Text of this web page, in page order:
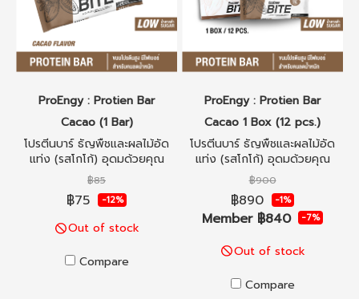
ProEngy : Protien Bar
Cacao (1 Bar)
โปรตีนบาร์ ธัญพืชและผลไม้อัด
แท่ง (รสโกโก้) อุดมด้วยคุณ
ประโยชน์จากธัญพืชหลากชนิด
โปรตีนสูง น้ำตาลต่ำ พกพา
สะดวก ทานง่าย ไม่อ้วน เหมาะ
สำหรับคนรุ่นใหม่ที่ใส่ใจเรื่อง
สุขภาพ
฿85
฿75 -12%
Out of stock
Compare
ProEngy : Protien Bar
Cacao 1 Box (12 pcs.)
โปรตีนบาร์ ธัญพืชและผลไม้อัด
แท่ง (รสโกโก้) อุดมด้วยคุณ
ประโยชน์จากธัญพืชหลากชนิด
โปรตีนสูง น้ำตาลต่ำ พกพา
สะดวก ทานง่าย ไม่อ้วน เหมาะ
สำหรับคนรุ่นใหม่ที่ใส่ใจเรื่อง
฿900
฿890 -1%
Member ฿840 -7%
Out of stock
Compare